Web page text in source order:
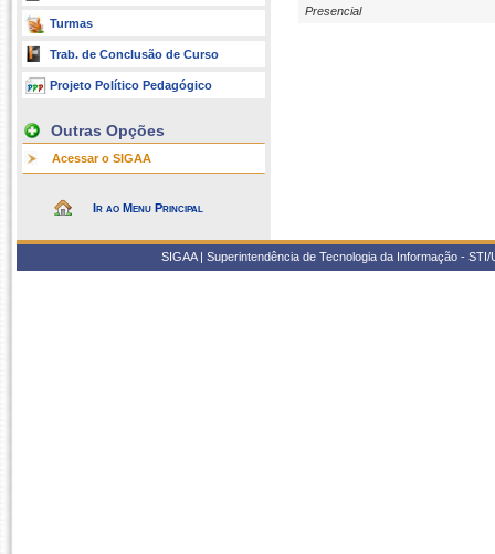
Turmas
Trab. de Conclusão de Curso
Projeto Político Pedagógico
Outras Opções
Acessar o SIGAA
Ir ao Menu Principal
Presencial
SIGAA | Superintendência de Tecnologia da Informação -